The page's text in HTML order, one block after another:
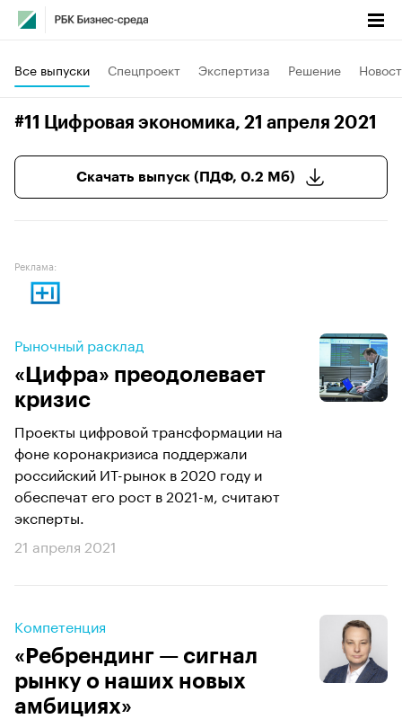
Все выпуски Спецпроект Экспертиза Решение
#11 Цифровая экономика, 21 апреля 2021
Скачать выпуск (ПДФ, 0.2 Мб)
Реклама:
Рыночный расклад
«Цифра» преодолевает
кризис
Проекты цифровой трансформации на
фоне коронакризиса поддержали
российский ИТ-рынок в 2020 году и
обеспечат его рост в 2021-м, считают
эксперты.
21 апреля 2021
Компетенция
«Ребрендинг — сигнал
рынку о наших новых
амбициях»